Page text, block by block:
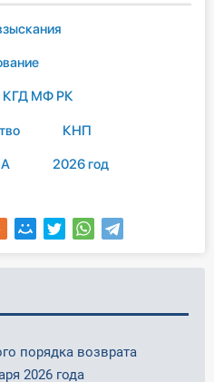
КГД МФ РК
КНП
2026 год
порядка возврата
2026 года